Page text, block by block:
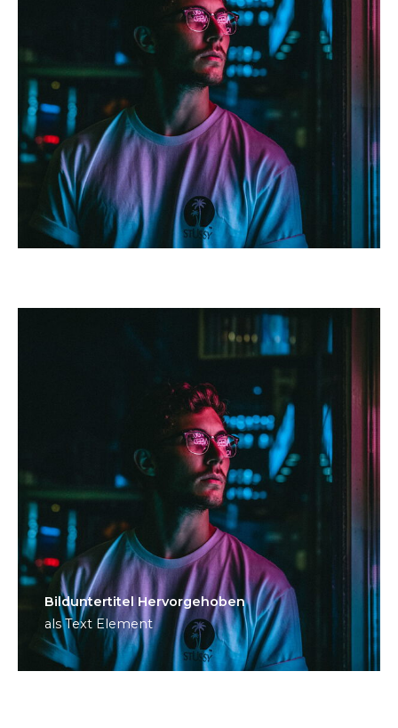
Bild­unter­titel Hervorgehoben
als Text Element